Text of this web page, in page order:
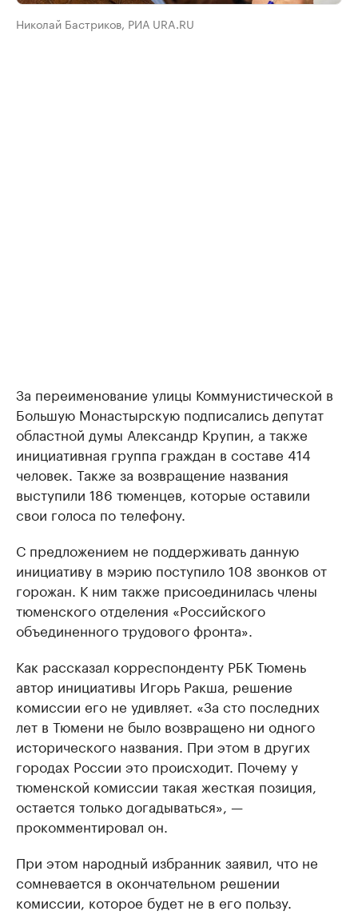
Николай Бастриков, РИА URA.RU
За переименование улицы Коммунистической в
Большую Монастырскую подписались депутат
областной думы Александр Крупин, а также
инициативная группа граждан в составе 414
человек. Также за возвращение названия
выступили 186 тюменцев, которые оставили
свои голоса по телефону.
С предложением не поддерживать данную
инициативу в мэрию поступило 108 звонков от
горожан. К ним также присоединилась члены
тюменского отделения «Российского
объединенного трудового фронта».
Как рассказал корреспонденту РБК Тюмень
автор инициативы Игорь Ракша, решение
комиссии его не удивляет. «За сто последних
лет в Тюмени не было возвращено ни одного
исторического названия. При этом в других
городах России это происходит. Почему у
тюменской комиссии такая жесткая позиция,
остается только догадываться», —
прокомментировал он.
При этом народный избранник заявил, что не
сомневается в окончательном решении
комиссии, которое будет не в его пользу.